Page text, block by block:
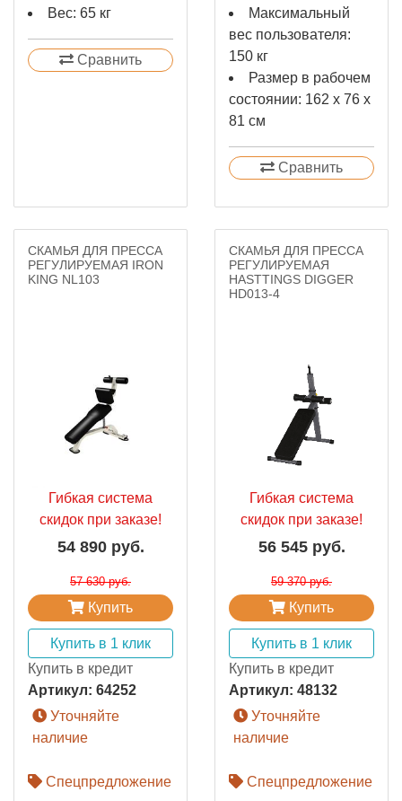
Вес: 65 кг
Сравнить
Максимальный
вес пользователя:
150 кг
Размер в рабочем
состоянии: 162 х 76 х
81 см
Сравнить
СКАМЬЯ ДЛЯ ПРЕССА
РЕГУЛИРУЕМАЯ IRON
KING NL103
Гибкая система
скидок при заказе!
54 890 руб.
57 630 руб.
Купить
Купить в 1 клик
Купить в кредит
Артикул: 64252
Уточняйте
наличие
Спецпредложение
СКАМЬЯ ДЛЯ ПРЕССА
РЕГУЛИРУЕМАЯ
HASTTINGS DIGGER
HD013-4
Гибкая система
скидок при заказе!
56 545 руб.
59 370 руб.
Купить
Купить в 1 клик
Купить в кредит
Артикул: 48132
Уточняйте
наличие
Спецпредложение